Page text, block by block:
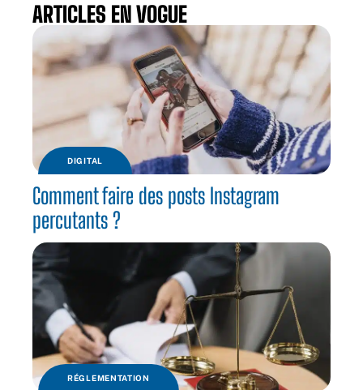
ARTICLES EN VOGUE
DIGITAL
Comment faire des posts Instagram
percutants ?
RÉGLEMENTATION